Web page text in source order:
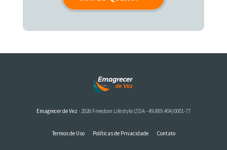
Emagrecer de Vez · 2026 Freedom Lifestyle LTDA - 49.889.404/0001-77
Termos de Uso Políticas de Privacidade Contato